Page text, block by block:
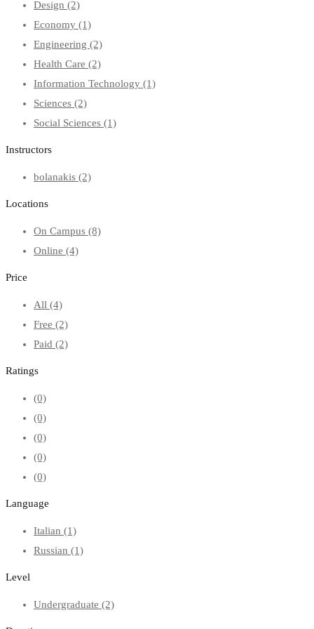
Design (2)
Economy (1)
Engineering (2)
Health Care (2)
Information Technology (1)
Sciences (2)
Social Sciences (1)
Instructors
bolanakis (2)
Locations
On Campus (8)
Online (4)
Price
All (4)
Free (2)
Paid (2)
Ratings
(0)
(0)
(0)
(0)
(0)
Language
Italian (1)
Russian (1)
Level
Undergraduate (2)